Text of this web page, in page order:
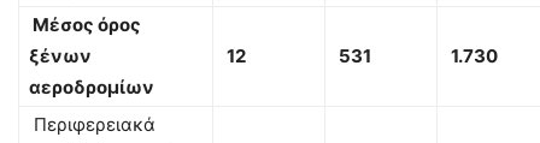
Μέσος όρος
ξένων
αεροδρομίων
12 531 1.730
Περιφερειακά